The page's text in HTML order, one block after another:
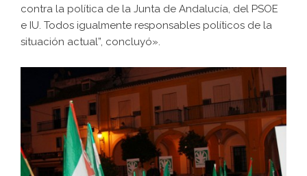
contra la política de la Junta de Andalucía, del PSOE
e IU. Todos igualmente responsables políticos de la
situación actual”, concluyó».